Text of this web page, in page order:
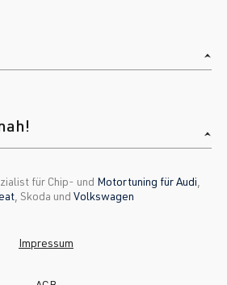
für Chip- und Motortuning für Audi
, Skoda und Volkswagen
Impressum